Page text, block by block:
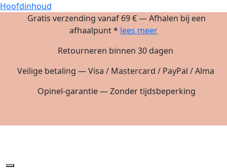
Hoofdinhoud
Gratis verzending vanaf 69 € — Afhalen bij een
afhaalpunt * lees meer
Retourneren binnen 30 dagen
Veilige betaling — Visa / Mastercard / PayPal / Alma
Opinel-garantie — Zonder tijdsbeperking